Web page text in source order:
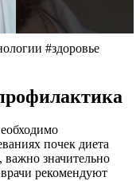
#здоровье
почек диета
важно значительно
рекомендуют